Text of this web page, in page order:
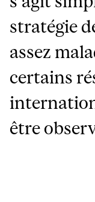
stratégie
assez
certains
être